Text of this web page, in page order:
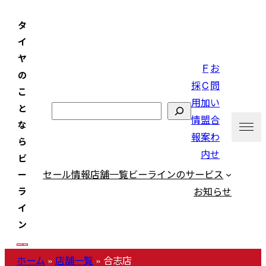
タ
イ
ヤ
の
こ
と
な
ら
ビ
ー
ラ
イ
ン
採
用
情
報
F
C
加
盟
案
内
お
問
い
合
わ
せ
セール情報店舗一覧ビーラインのサービス
お知らせ
ホーム » 店舗一覧 » 合志店